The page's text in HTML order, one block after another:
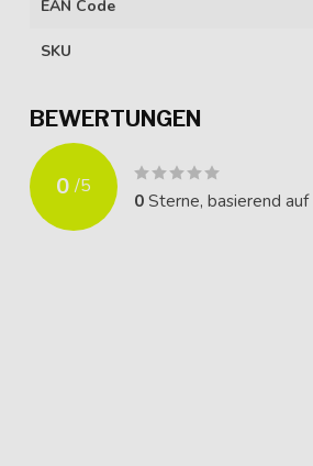
EAN Code
SKU
BEWERTUNGEN
0 /5
0Sterne, basierend auf